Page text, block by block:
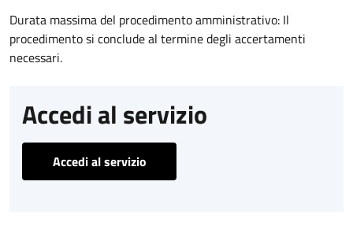
Durata massima del procedimento amministrativo: Il
procedimento si conclude al termine degli accertamenti
necessari.
Accedi al servizio
Accedi al servizio